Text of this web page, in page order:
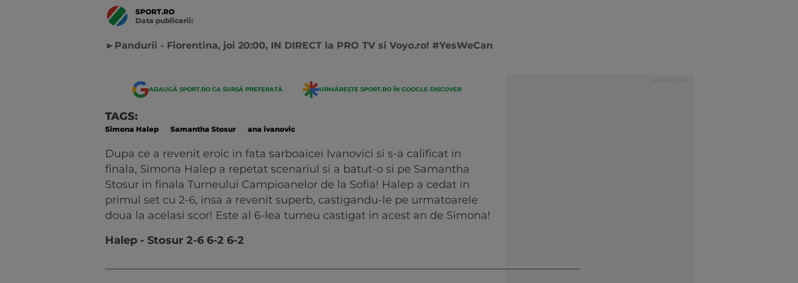
SPORT.RO
Data publicarii:
►Pandurii - Fiorentina, joi 20:00, IN DIRECT la PRO TV si Voyo.ro! #YesWeCan
ADAUGĂ SPORT.RO CA SURSĂ PREFERATĂ URMĂREȘTE SPORT.RO ÎN GOOGLE DISCOVER
TAGS:
Simona Halep Samantha Stosur ana ivanovic
Dupa ce a revenit eroic in fata sarboaicei Ivanovici si s-a calificat in
finala, Simona Halep a repetat scenariul si a batut-o si pe Samantha
Stosur in finala Turneului Campioanelor de la Sofia! Halep a cedat in
primul set cu 2-6, insa a revenit superb, castigandu-le pe urmatoarele
doua la acelasi scor! Este al 6-lea turneu castigat in acest an de Simona!
Halep - Stosur 2-6 6-2 6-2